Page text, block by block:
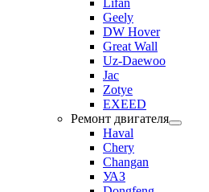
Lifan
Geely
DW Hover
Great Wall
Uz-Daewoo
Jac
Zotye
EXEED
Ремонт двигателя
Haval
Chery
Changan
УАЗ